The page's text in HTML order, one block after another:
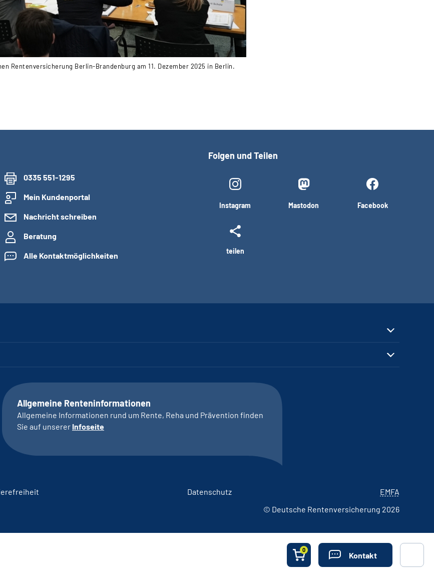
Rentenversicherung Berlin-Brandenburg am 11. Dezember 2025 in Berlin.
0
Kontakt
0335 551-1295
Mein Kundenportal
Nachricht schreiben
Beratung
Alle Kontaktmöglichkeiten
Folgen und Teilen
Instagram Mastodon Facebook
teilen
Allgemeine Renteninformationen
Allgemeine Informationen rund um Rente, Reha und Prävention finden
Sie auf unserer Infoseite
Datenschutz
EMFA
© Deutsche Rentenversicherung 2026